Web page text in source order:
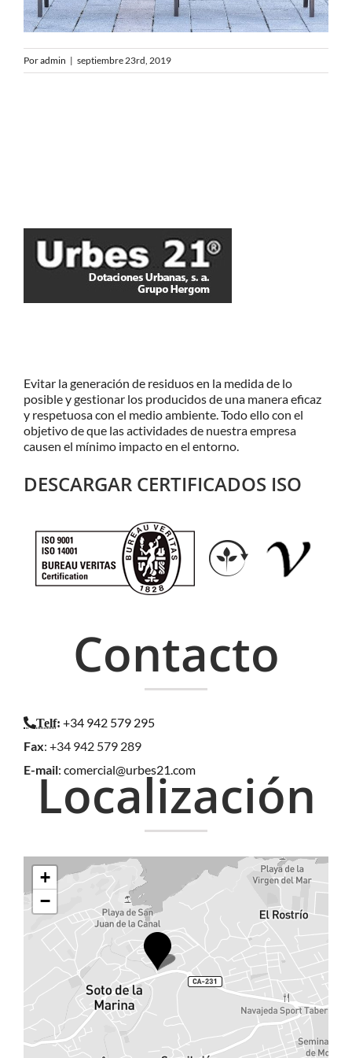
Poradmin | septiembre 23rd, 2019
Evitar la generación de residuos en la medida de lo
posible y gestionar los producidos de una manera eficaz
y respetuosa con el medio ambiente. Todo ello con el
objetivo de que las actividades de nuestra empresa
causen el mínimo impacto en el entorno.
DESCARGAR CERTIFICADOS ISO
Localización
+
−
Contacto
Telf: +34 942 579 295
Fax: +34 942 579 289
E-mail: comercial@urbes21.com